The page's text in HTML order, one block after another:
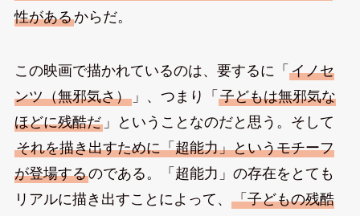
性があるからだ。
この映画で描かれているのは、要するに「 イノセ
ンツ（無邪気さ）」、つまり「 子どもは無邪気な
ほどに残酷だ」ということなのだと思う。そして
それを描き出すために「超能力」というモチーフ
が登場するのである。「超能力」の存在をとても
リアルに描き出すことによって、 「子どもの残酷